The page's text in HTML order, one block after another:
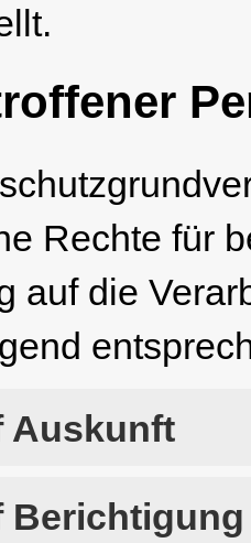
Rechte für
auf die
Auskunft
Berichtigung